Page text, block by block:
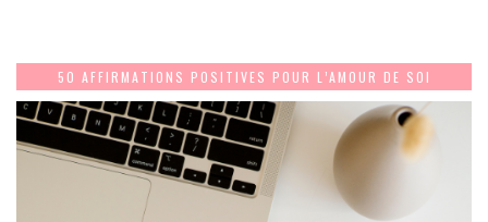
50 AFFIRMATIONS POSITIVES POUR L’AMOUR DE SOI